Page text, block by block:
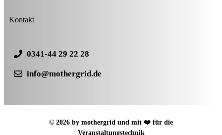
Kontakt
0341-44 29 22 28
info@mothergrid.de
© 2026 by mothergrid und mit ❤️ für die
Veranstaltungstechnik